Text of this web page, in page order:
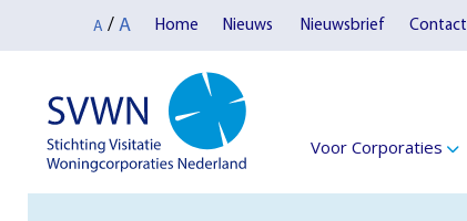
A / A Home Nieuws Nieuwsbrief Contact
Voor Corporaties